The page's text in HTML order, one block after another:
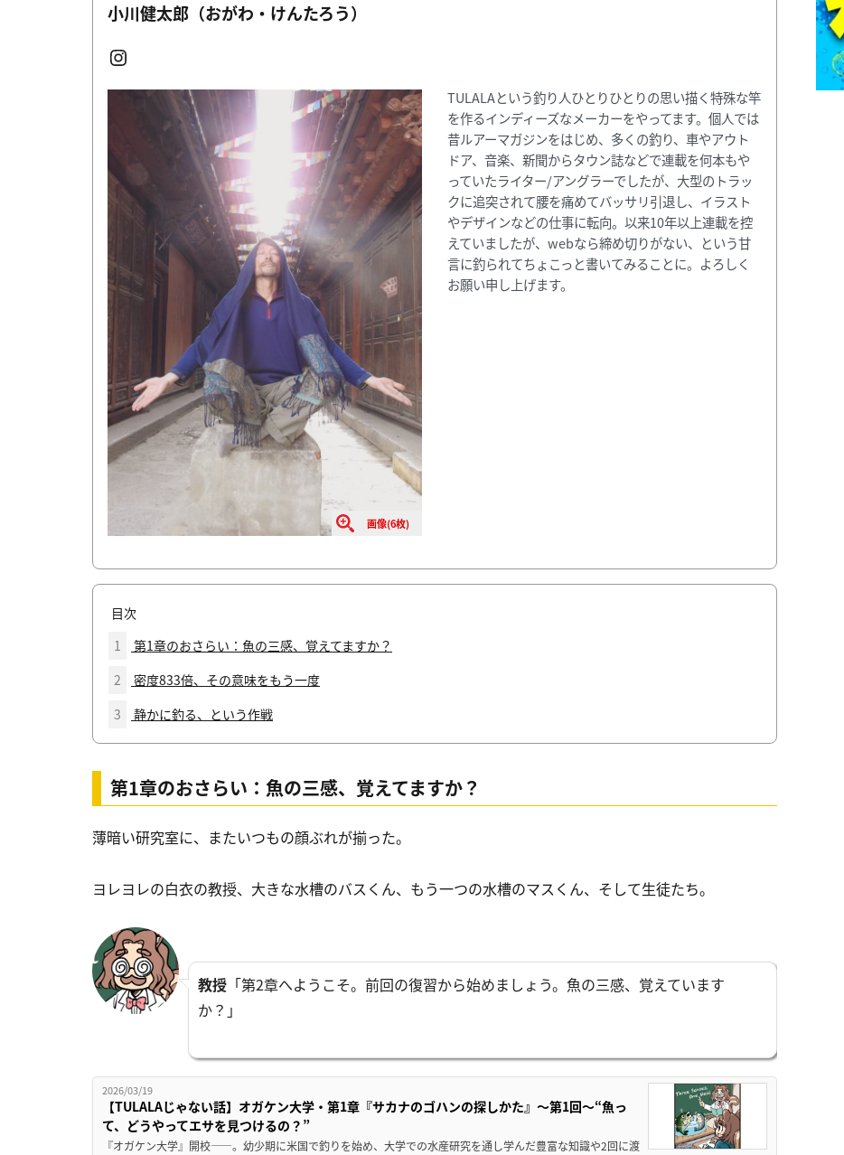
小川健太郎（おがわ・けんたろう）
Instagram
画像(6枚)
TULALAという釣り人ひとりひとりの思い描く特殊な竿
を作るインディーズなメーカーをやってます。個人では
昔ルアーマガジンをはじめ、多くの釣り、車やアウト
ドア、音楽、新聞からタウン誌などで連載を何本もや
っていたライター/アングラーでしたが、大型のトラッ
クに追突されて腰を痛めてバッサリ引退し、イラスト
やデザインなどの仕事に転向。以来10年以上連載を控
えていましたが、webなら締め切りがない、という甘
言に釣られてちょこっと書いてみることに。よろしく
お願い申し上げます。
目次
1
第1章のおさらい：魚の三感、覚えてますか？
2
密度833倍、その意味をもう一度
3
静かに釣る、という作戦
第1章のおさらい：魚の三感、覚えてますか？
薄暗い研究室に、またいつもの顔ぶれが揃った。
ヨレヨレの白衣の教授、大きな水槽のバスくん、もう一つの水槽のマスくん、そして生徒たち。
教授 「第2章へようこそ。前回の復習から始めましょう。魚の三感、覚えています
か？」
2026/03/19
【TULALAじゃない話】オガケン大学・第1章『サカナのゴハンの探しかた』～第1回～“魚っ
て、どうやってエサを見つけるの？”
『オガケン大学』開校——。幼少期に米国で釣りを始め、大学での水産研究を通し学んだ豊富な知識や2回に渡